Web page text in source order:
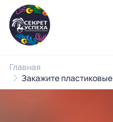
Главная
Закажите